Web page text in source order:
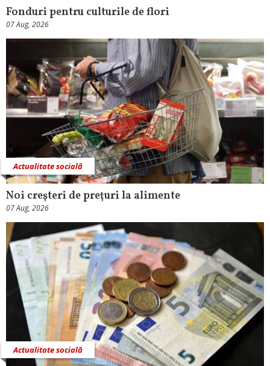
Fonduri pentru culturile de flori
07 Aug, 2026
Actualitate socială
Noi creşteri de preţuri la alimente
07 Aug, 2026
Actualitate socială